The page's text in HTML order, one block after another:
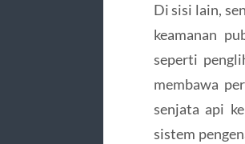
Di sisi lain,
keamanan
seperti
membawa
senjata api
sistem